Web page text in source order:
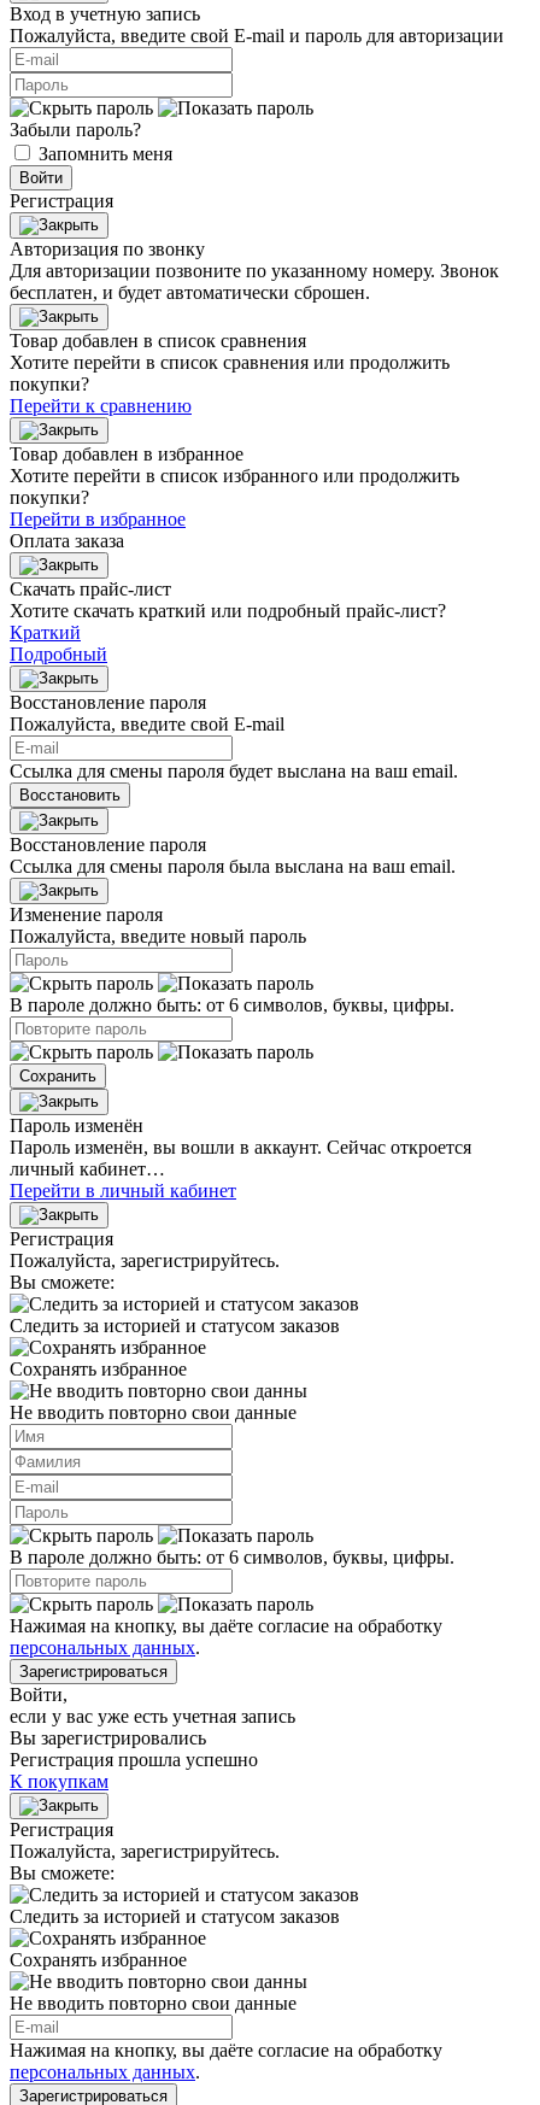
Вход в учетную запись
Пожалуйста, введите свой E‑mail и пароль для авторизации
Забыли пароль?
Запомнить меня
Войти
Регистрация
Авторизация по звонку
Для авторизации позвоните по указанному номеру. Звонок
бесплатен, и будет автоматически сброшен.
Товар добавлен в список сравнения
Хотите перейти в список сравнения или продолжить
покупки?
Перейти к сравнению
Товар добавлен в избранное
Хотите перейти в список избранного или продолжить
покупки?
Перейти в избранное
Оплата заказа
Скачать прайс-лист
Хотите скачать краткий или подробный прайс-лист?
Краткий
Подробный
Восстановление пароля
Пожалуйста, введите свой E‑mail
Ссылка для смены пароля будет выслана на ваш email.
Восстановить
Восстановление пароля
Ссылка для смены пароля была выслана на ваш email.
Изменение пароля
Пожалуйста, введите новый пароль
В пароле должно быть: от 6 символов, буквы, цифры.
Сохранить
Пароль изменён
Пароль изменён, вы вошли в аккаунт. Сейчас откроется
личный кабинет…
Перейти в личный кабинет
Регистрация
Пожалуйста, зарегистрируйтесь.
Вы сможете:
Следить за историей и статусом заказов
Сохранять избранное
Не вводить повторно свои данные
В пароле должно быть: от 6 символов, буквы, цифры.
Нажимая на кнопку, вы даёте согласие на обработку
персональных данных.
Зарегистрироваться
Войти,
если у вас уже есть учетная запись
Вы зарегистрировались
Регистрация прошла успешно
К покупкам
Регистрация
Пожалуйста, зарегистрируйтесь.
Вы сможете:
Следить за историей и статусом заказов
Сохранять избранное
Не вводить повторно свои данные
Нажимая на кнопку, вы даёте согласие на обработку
персональных данных.
Зарегистрироваться